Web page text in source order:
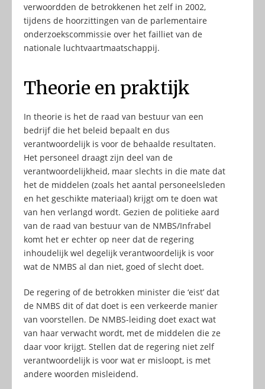
verwoordden de betrokkenen het zelf in 2002,
tijdens de hoorzittingen van de parlementaire
onderzoekscommissie over het failliet van de
nationale luchtvaartmaatschappij.
Theorie en praktijk
In theorie is het de raad van bestuur van een
bedrijf die het beleid bepaalt en dus
verantwoordelijk is voor de behaalde resultaten.
Het personeel draagt zijn deel van de
verantwoordelijkheid, maar slechts in die mate dat
het de middelen (zoals het aantal personeelsleden
en het geschikte materiaal) krijgt om te doen wat
van hen verlangd wordt. Gezien de politieke aard
van de raad van bestuur van de NMBS/Infrabel
komt het er echter op neer dat de regering
inhoudelijk wel degelijk verantwoordelijk is voor
wat de NMBS al dan niet, goed of slecht doet.
De regering of de betrokken minister die ‘eist’ dat
de NMBS dit of dat doet is een verkeerde manier
van voorstellen. De NMBS-leiding doet exact wat
van haar verwacht wordt, met de middelen die ze
daar voor krijgt. Stellen dat de regering niet zelf
verantwoordelijk is voor wat er misloopt, is met
andere woorden misleidend.